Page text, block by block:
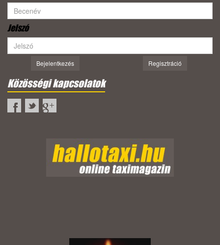
Jelszó
Bejelentkezés Regisztráció
Közösségi kapcsolatok